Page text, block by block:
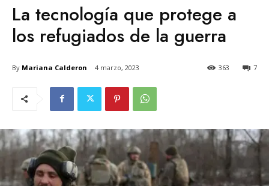
La tecnología que protege a
los refugiados de la guerra
By Mariana Calderon 4 marzo, 2023 7
363